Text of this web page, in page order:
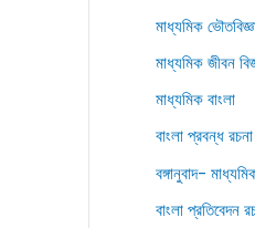
মাধ্যমিক
মাধ্যমিক জীবন
মাধ্যমিক বাংলা
বাংলা প্রবন্ধ রচনা
বঙ্গানুবাদ-
বাংলা প্রতিবেদন